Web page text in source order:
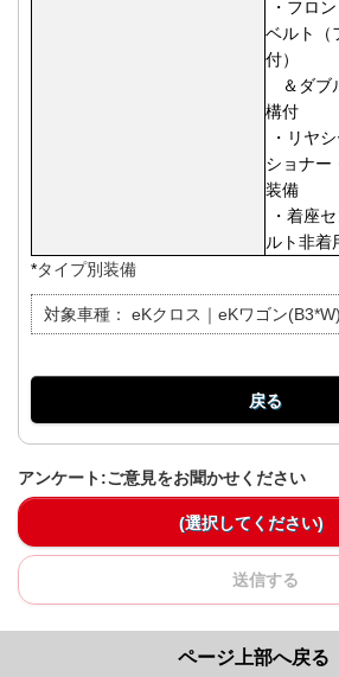
・フロ
ベルト（
付）
＆ダブ
構付
・リヤ
ショナ
装備
・着座
ルト非着
*タイプ別装備
対象車種： eKクロス｜eKワゴン(B3*W)
戻る
アンケート:ご意見をお聞かせください
(選択してください)
送信する
ページ上部へ戻る